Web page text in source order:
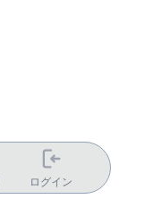
ログイン